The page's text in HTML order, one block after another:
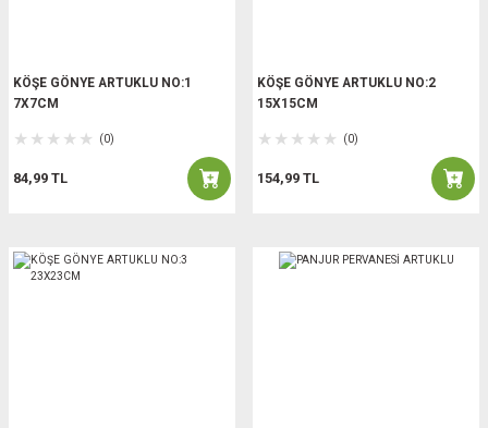
KÖŞE GÖNYE ARTUKLU NO:1
7X7CM
(0)
84,99 TL
KÖŞE GÖNYE ARTUKLU NO:2
15X15CM
(0)
154,99 TL